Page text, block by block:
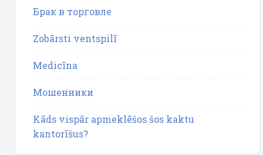
Брак в торговле
Zobārsti ventspilī
Medicīna
Мошенники
Kāds vispār apmeklēšos šos kaktu
kantorīšus?